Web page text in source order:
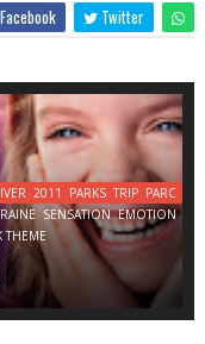
Facebook Twitter
2011 PARKS TRIP PARC
SENSATION EMOTION
THEME